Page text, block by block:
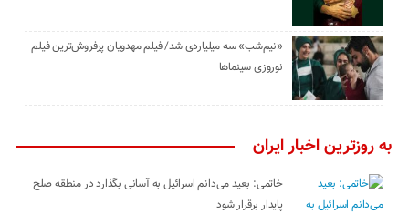
«نیم‌شب» سه میلیاردی شد/ فیلم مهدویان پرفروش‌ترین فیلم
نوروزی سینماها
به روزترین اخبار ایران
خاتمی: بعید می‌دانم اسرائیل به آسانی بگذارد در منطقه صلح
پایدار برقرار شود